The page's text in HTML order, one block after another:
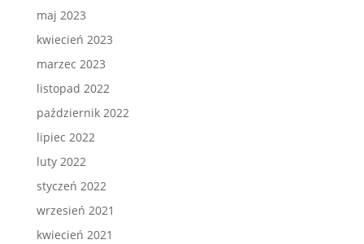
maj 2023
kwiecień 2023
marzec 2023
listopad 2022
październik 2022
lipiec 2022
luty 2022
styczeń 2022
wrzesień 2021
kwiecień 2021